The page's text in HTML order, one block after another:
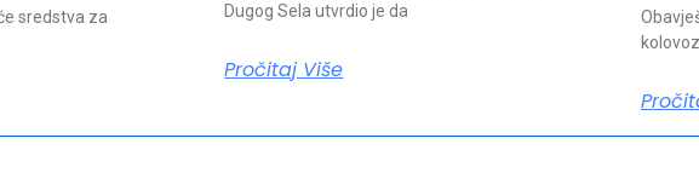
sredstva za
Dugog Sela utvrdio je da
Pročitaj Više